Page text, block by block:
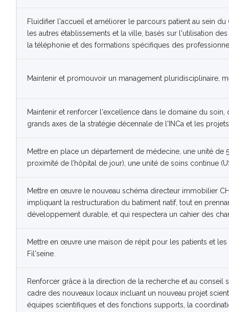
Fluidifier l'accueil et améliorer le parcours patient au sein du
les autres établissements et la ville, basés sur l'utilisation
la téléphonie et des formations spécifiques des
Maintenir et promouvoir un management pluridisciplinaire,
Maintenir et renforcer l'excellence dans le domaine du
grands axes de la stratégie décennale de l'INCa et les
Mettre en place un département de médecine, une unité
proximité de l’hôpital de jour), une unité de soins continue
Mettre en œuvre le nouveau schéma directeur immobilier
impliquant la restructuration du batiment natif, tout en
développement durable, et qui respectera un cahier des
Mettre en œuvre une maison de répit pour les patients et
Fil'seine.
Renforcer grâce à la direction de la recherche et au conseil
cadre des nouveaux locaux incluant un nouveau projet
équipes scientifiques et des fonctions supports, la